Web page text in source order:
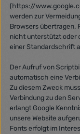
(https://
werden zur
Browsers übertragen.
nicht unterstützt oder
einer Standardschrift
Der Aufruf von
automatisch eine
Zu diesem Zweck
Verbindung zu den
erlangt Google
unsere Website
Fonts erfolgt im